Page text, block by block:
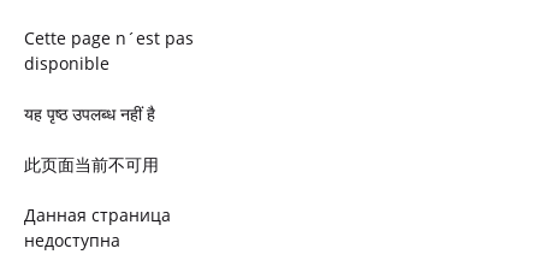
Cette page n´est pas
disponible
यह पृष्ठ उपलब्ध नहीं है
此页面当前不可用
Данная страница
недоступна